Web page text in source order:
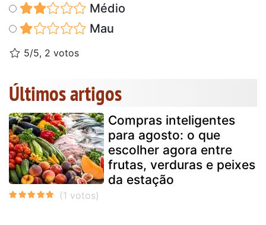
Médio
Mau
5/5, 2 votos
Últimos artigos
Compras inteligentes
para agosto: o que
escolher agora entre
frutas, verduras e peixes
da estação